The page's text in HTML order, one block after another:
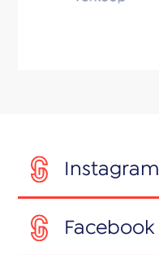
Instagram
Facebook